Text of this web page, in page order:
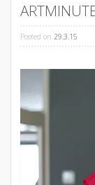
Posted on 29.3.15